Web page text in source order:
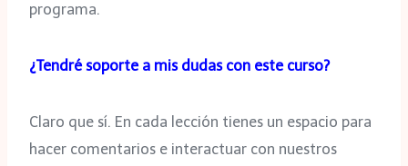
programa.
¿Tendré soporte a mis dudas con este curso?
Claro que sí. En cada lección tienes un espacio para
hacer comentarios e interactuar con nuestros